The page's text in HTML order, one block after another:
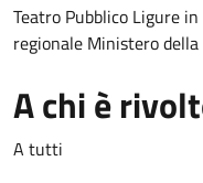
Teatro Pubblico Ligure
regionale Ministero
A chi è
A tutti